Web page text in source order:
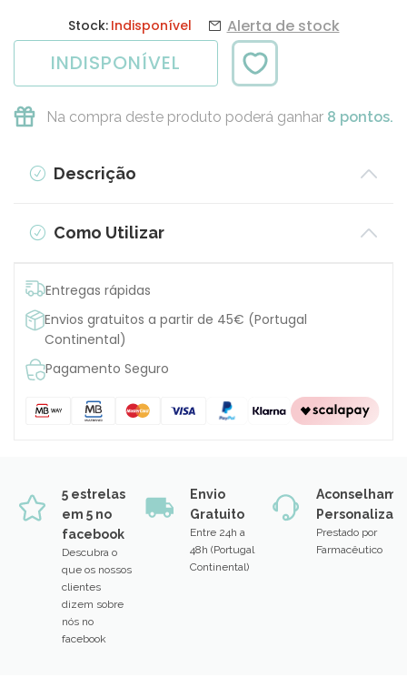
Stock: Indisponível Alerta de stock
INDISPONÍVEL
Na compra deste produto poderá ganhar 8 pontos.
Descrição
Como Utilizar
Entregas rápidas
Envios gratuitos a partir de 45€ (Portugal
Continental)
Pagamento Seguro
5 estrelas
em 5 no
facebook
Descubra o
que os nossos
clientes
dizem sobre
nós no
facebook
Envio
Gratuito
Entre 24h a
48h (Portugal
Continental)
Prestado por
Farmacêutico